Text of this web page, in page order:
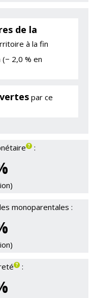
de la
à la fin
(− 2,0 % en
par ce
:
monoparentales :
: